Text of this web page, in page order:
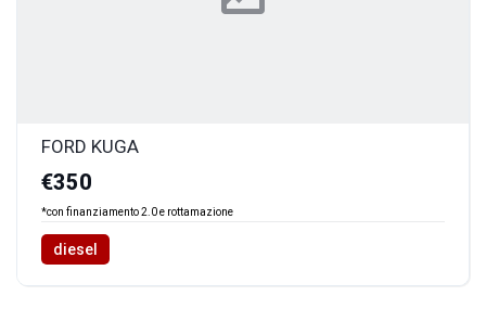
FORD KUGA
€350
*con finanziamento 2.0 e rottamazione
diesel